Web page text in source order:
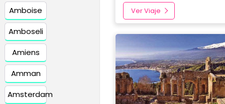
Amboise
Amboseli
Amiens
Amman
Amsterdam
Ver Viaje